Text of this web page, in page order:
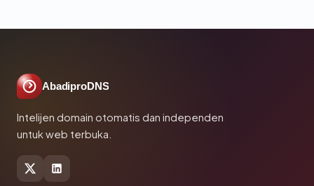
AbadiproDNS
Intelijen domain otomatis dan independen
untuk web terbuka.